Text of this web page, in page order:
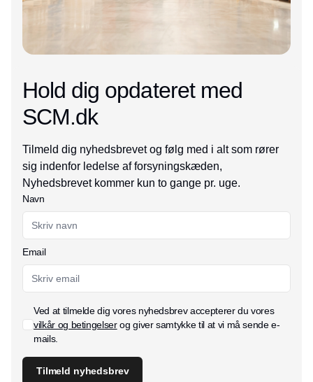
Hold dig opdateret med
SCM.dk
Tilmeld dig nyhedsbrevet og følg med i alt som rører
sig indenfor ledelse af forsyningskæden,
Nyhedsbrevet kommer kun to gange pr. uge.
Navn
Email
Ved at tilmelde dig vores nyhedsbrev accepterer du vores
vilkår og betingelserog giver samtykke til at vi må sende e-
mails.
Tilmeld nyhedsbrev